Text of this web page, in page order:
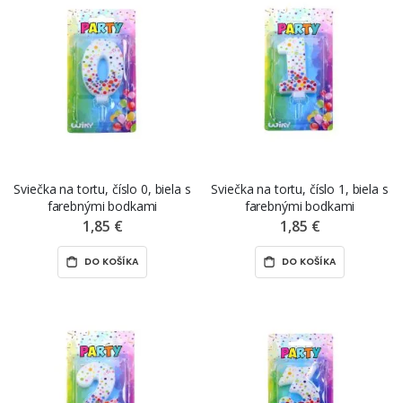
Sviečka na tortu, číslo 0, biela s
farebnými bodkami
1,85 €
DO KOŠÍKA
Sviečka na tortu, číslo 1, biela s
farebnými bodkami
1,85 €
DO KOŠÍKA